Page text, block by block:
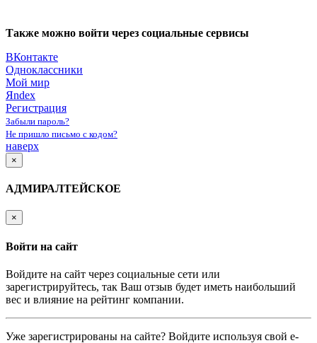
Также можно войти через социальные сервисы
ВКонтакте
Одноклассники
Мой мир
Яndex
Регистрация
Забыли пароль?
Не пришло письмо с кодом?
наверх
×
АДМИРАЛТЕЙСКОЕ
×
Войти на сайт
Войдите на сайт через социальные сети или
зарегистрируйтесь, так Ваш отзыв будет иметь наибольший
вес и влияние на рейтинг компании.
Уже зарегистрированы на сайте? Войдите используя свой e-